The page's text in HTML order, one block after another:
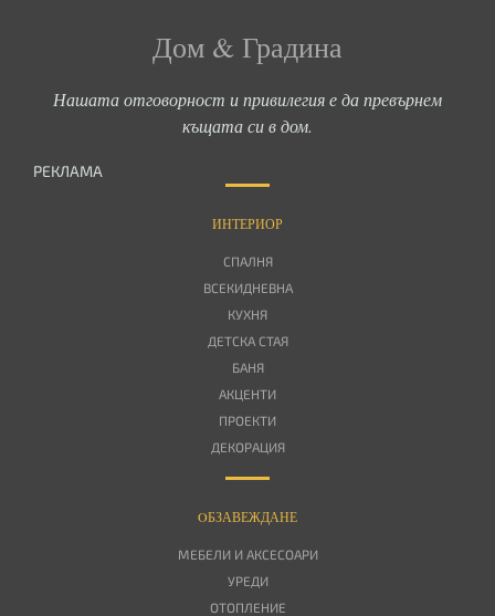
Дом & Градина
Нашата отговорност и привилегия е да превърнем
къщата си в дом.
РЕКЛАМА
ИНТЕРИОР
СПАЛНЯ
ВСЕКИДНЕВНА
КУХНЯ
ДЕТСКА СТАЯ
БАНЯ
АКЦЕНТИ
ПРОЕКТИ
ДЕКОРАЦИЯ
OБЗАВЕЖДАНЕ
МЕБЕЛИ И АКСЕСОАРИ
УРЕДИ
ОТОПЛЕНИЕ